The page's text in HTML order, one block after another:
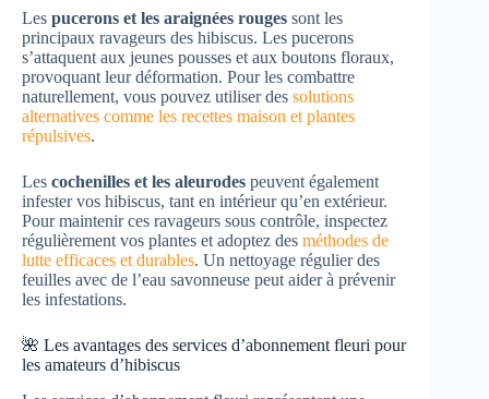
Les pucerons et les araignées rouges sont les
principaux ravageurs des hibiscus. Les pucerons
s’attaquent aux jeunes pousses et aux boutons floraux,
provoquant leur déformation. Pour les combattre
naturellement, vous pouvez utiliser des solutions
alternatives comme les recettes maison et plantes
répulsives.
Les cochenilles et les aleurodes peuvent également
infester vos hibiscus, tant en intérieur qu’en extérieur.
Pour maintenir ces ravageurs sous contrôle, inspectez
régulièrement vos plantes et adoptez des méthodes de
lutte efficaces et durables. Un nettoyage régulier des
feuilles avec de l’eau savonneuse peut aider à prévenir
les infestations.
🌺 Les avantages des services d’abonnement fleuri pour
les amateurs d’hibiscus